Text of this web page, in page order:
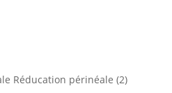
Réducation périnéale (2)